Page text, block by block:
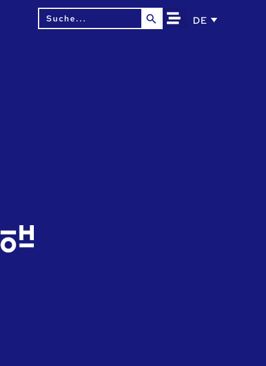
Search
for:
Search Button
DE